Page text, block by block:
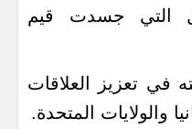
التي جسدت قيم
في تعزيز العلاقات
والولايات المتحدة.